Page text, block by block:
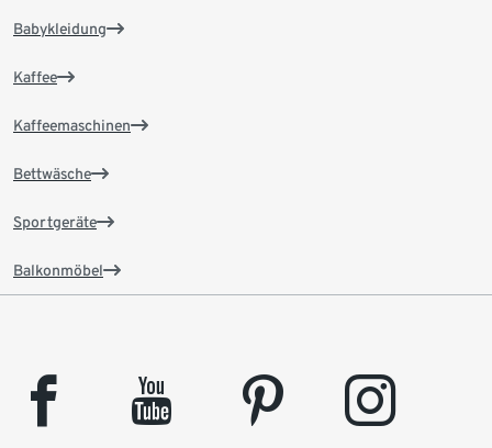
Babykleidung
Kaffee
Kaffeemaschinen
Bettwäsche
Sportgeräte
Balkonmöbel
facebook youtube pinterest instagram